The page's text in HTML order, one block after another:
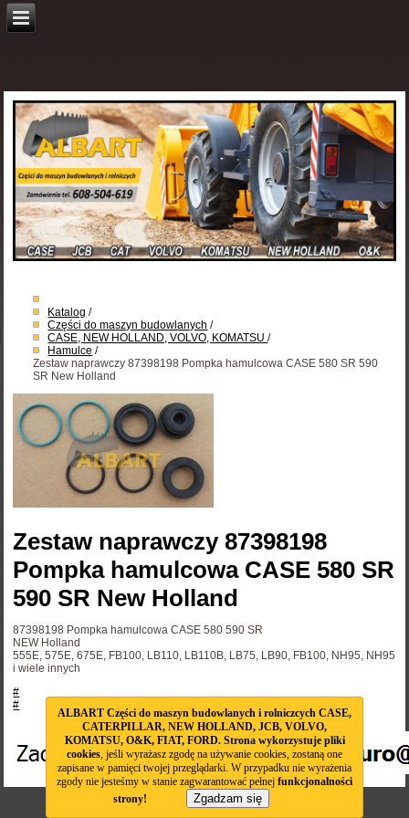
ALBART Części do maszyn budowlanych i rolniczcych CASE,
CATERPILLAR, NEW HOLLAND, JCB, VOLVO,
KOMATSU, O&K, FIAT, FORD. Strona wykorzystuje pliki
cookies, jeśli wyrażasz zgodę na używanie cookies, zostaną one
zapisane w pamięci twojej przeglądarki. W przypadku nie wyrażenia
zgody nie jesteśmy w stanie zagwarantować pełnej funkcjonalności
strony!
Zgadzam się
Katalog /
Części do maszyn budowlanych /
CASE, NEW HOLLAND, VOLVO, KOMATSU/
Hamulce /
Zestaw naprawczy 87398198 Pompka hamulcowa CASE 580 SR 590
SR New Holland
Zestaw naprawczy 87398198
Pompka hamulcowa CASE 580 SR
590 SR New Holland
87398198 Pompka hamulcowa CASE 580 590 SR
NEW Holland
555E, 575E, 675E, FB100, LB110, LB110B, LB75, LB90, FB100, NH95, NH95
i wiele innych
#
#
ALBART 2014